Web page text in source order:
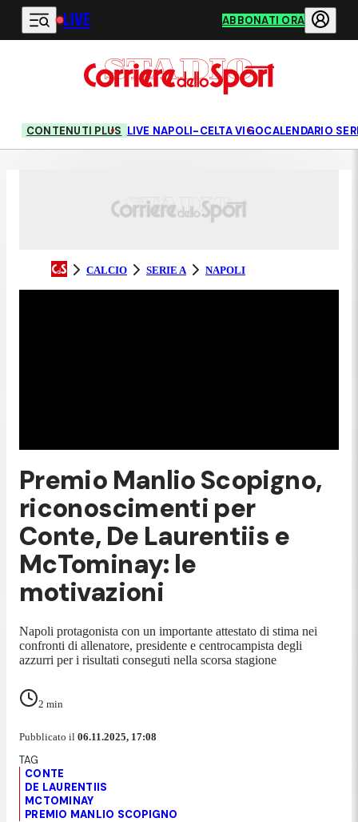
Vai al contenuto principale
LIVE ABBONATI ORA
CONTENUTI PLUS LIVE NAPOLI-CELTA VIGOCALENDARIO
CALCIO SERIE A NAPOLI
Premio Manlio Scopigno,
riconoscimenti per
Conte, De Laurentiis e
McTominay: le
motivazioni
Napoli protagonista con un importante attestato di stima nei
confronti di allenatore, presidente e centrocampista degli
azzurri per i risultati conseguti nella scorsa stagione
2 min
Pubblicato il 06.11.2025, 17:08
CONTE
DE LAURENTIIS
MCTOMINAY
PREMIO MANLIO SCOPIGNO